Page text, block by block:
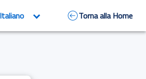
Torna alla Home